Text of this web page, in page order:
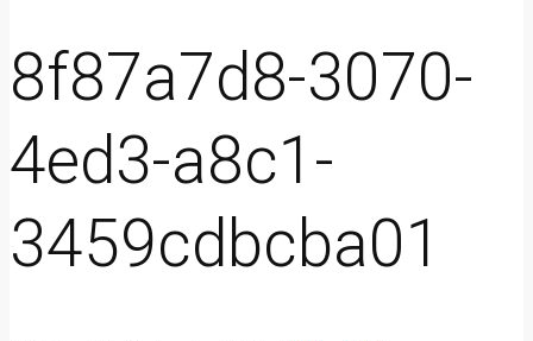
8f87a7d8-3070-
4ed3-a8c1-
3459cdbcba01